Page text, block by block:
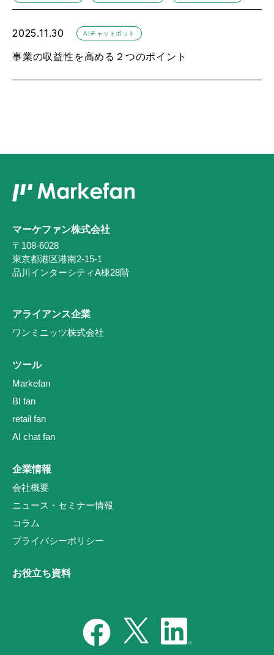
2025.11.30 AIチャットボット
事業の収益性を高める２つのポイント
マーケファン株式会社
〒108-6028
東京都港区港南2-15-1
品川インターシティA棟28階
アライアンス企業
ワンミニッツ株式会社
ツール
Markefan
BI fan
retail fan
AI chat fan
企業情報
会社概要
ニュース・セミナー情報
コラム
プライバシーポリシー
お役立ち資料